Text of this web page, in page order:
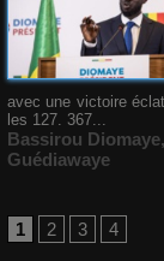
avec une victoire
les 127. 367...
Bassirou Diomaye,
Guédiawaye
1 2 3 4